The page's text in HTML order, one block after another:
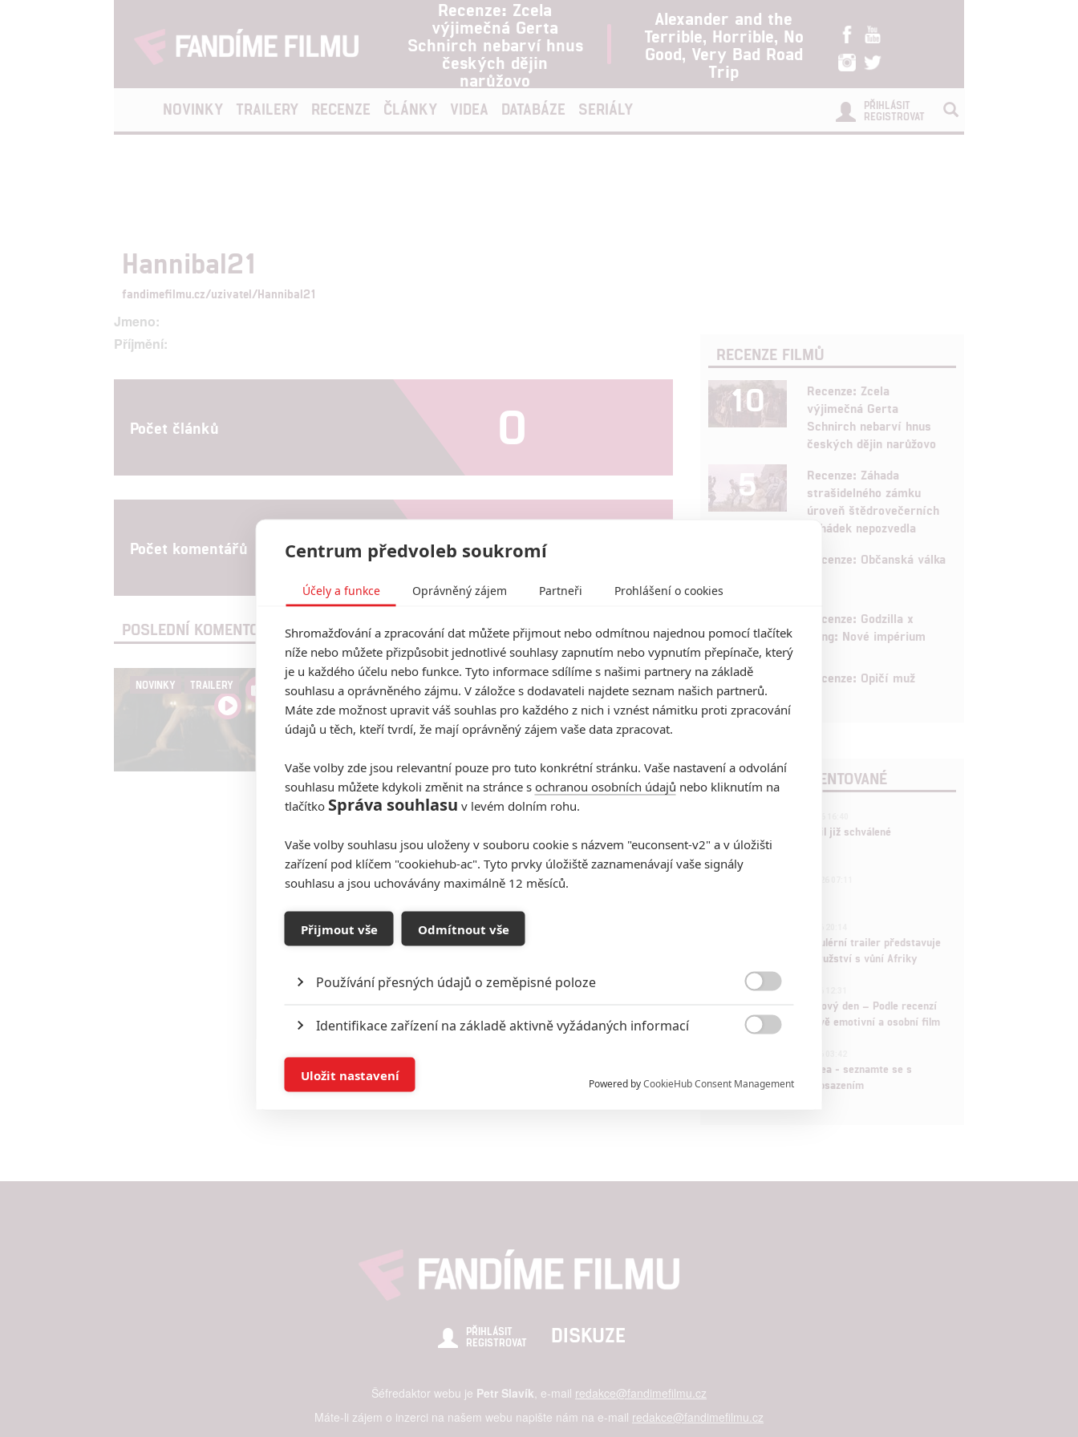
Recenze: Zcela
výjimečná Gerta
Schnirch nebarví hnus
českých dějin
narůžovo
Alexander and the
Terrible, Horrible, No
Good, Very Bad Road
Trip
NOVINKY TRAILERY RECENZE ČLÁNKY VIDEA DATABÁZE SERIÁLY
PŘIHLÁSIT
REGISTROVAT
Hannibal21
fandimefilmu.cz/uzivatel/Hannibal21
Jmeno:
Příjmění:
Počet článků 0
Počet komentářů 2
POSLEDNÍ KOMENTOVANÉ ČLÁNKY UŽIVATELEM HANNIBAL21
NOVINKY TRAILERY
Gaia: Jihoafrická variace na Evil Dead
ukazuje sílu přírody
Jaaaara | 28.02.2021 14:10
2
Temný prales skrývá tajemství, které by mohlo změnit svět. Pusťte si
RECENZE FILMŮ
10
Recenze: Zcela
výjimečná Gerta
Schnirch nebarví hnus
českých dějin narůžovo
5
Recenze: Záhada
strašidelného zámku
úroveň štědrovečerních
pohádek nepozvedla
Recenze: Občanská válka
6
Recenze: Godzilla x
Kong: Nové impérium
8 Recenze: Opičí muž
POSLEDNÍ KOMENTOVANÉ
Marvel nečekaně zrušil již schválené
pokračování
433
Děti krve a kostí: Regulérní trailer představuje
akční fantasy dobrodružství s vůní Afriky
ČLÁNEK | 30.07.2026 12:31
Spider-Man: Zbrusu nový den – Podle recenzí
máme čekat překvapivě emotivní a osobní film
Velké preview: Odyssea - seznamte se s
maximálně nabitým obsazením
PŘIHLÁSIT
REGISTROVAT
DISKUZE
Šéfredaktor webu je Petr Slavík , e-mail redakce@fandimefilmu.cz
Máte-li zájem o inzerci na našem webu napište nám na e-mail redakce@fandimefilmu.cz
Centrum předvoleb soukromí
Účely a funkce Oprávněný zájem Partneři Prohlášení o cookies
Shromažďování a zpracování dat můžete přijmout nebo odmítnou najednou pomocí tlačítek
níže nebo můžete přizpůsobit jednotlivé souhlasy zapnutím nebo vypnutím přepínače, který
je u každého účelu nebo funkce. Tyto informace sdílíme s našimi partnery na základě
souhlasu a oprávněného zájmu. V záložce s dodavateli najdete seznam našich partnerů.
Máte zde možnost upravit váš souhlas pro každého z nich i vznést námitku proti zpracování
údajů u těch, kteří tvrdí, že mají oprávněný zájem vaše data zpracovat.
Vaše volby zde jsou relevantní pouze pro tuto konkrétní stránku. Vaše nastavení a odvolání
souhlasu můžete kdykoli změnit na stránce s ochranou osobních údajů nebo kliknutím na
tlačítko Správa souhlasu v levém dolním rohu.
Vaše volby souhlasu jsou uloženy v souboru cookie s názvem "euconsent-v2" a v úložišti
zařízení pod klíčem "cookiehub-ac". Tyto prvky úložiště zaznamenávají vaše signály
souhlasu a jsou uchovávány maximálně 12 měsíců.
Přijmout vše Odmítnout vše
Používání přesných údajů o zeměpisné poloze
Identifikace zařízení na základě aktivně vyžádaných informací
Ukládání a/nebo přístup k informacím v zařízení

Poskytování a zobrazování reklamy a obsahu
Powered byCookieHub Consent Management
Uložit nastavení